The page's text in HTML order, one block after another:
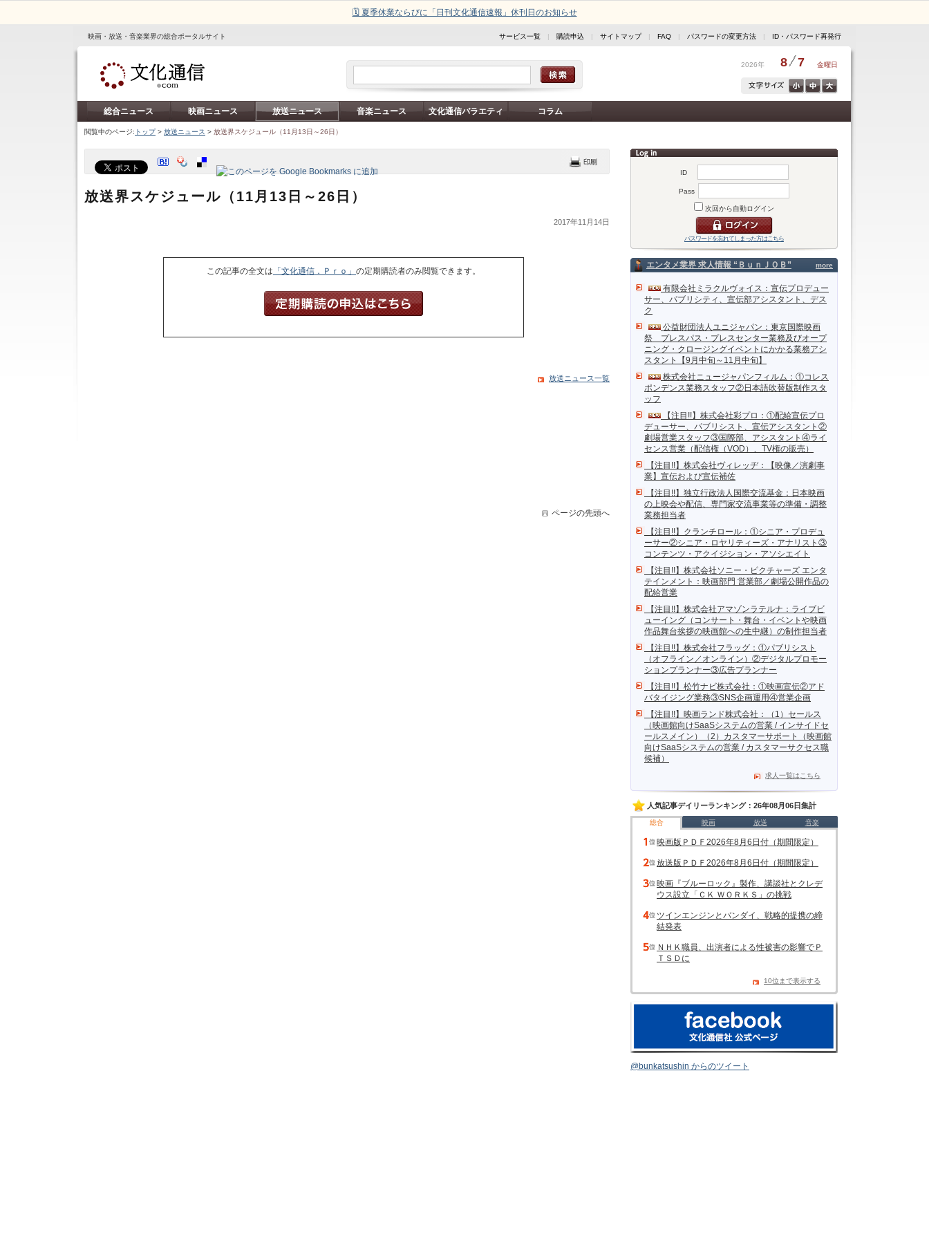
🗓️ 夏季休業ならびに「日刊文化通信速報」休刊日のお知らせ
映画・放送・音楽業界の総合ポータルサイト サービス一覧 | 購読申込 | サイトマップ| FAQ | パスワードの変更方法 | ID・パスワード再発行
2026年 8 7 金曜日
総合ニュース 映画ニュース 放送ニュース 音楽ニュース 文化通信バラエティ コラム
閲覧中のページ: トップ> 放送ニュース > 放送界スケジュール（11月13日～26日）
ID
Pass
次回から自動ログイン
パスワードを忘れてしまった方はこちら
more
エンタメ業界 求人情報 “ＢｕｎＪＯＢ”
有限会社ミラクルヴォイス：宣伝プロデュー
サー、パブリシティ、宣伝部アシスタント、デス
ク
公益財団法人ユニジャパン：東京国際映画
祭 プレスパス・プレスセンター業務及びオープ
ニング・クロージングイベントにかかる業務アシ
スタント【9月中旬～11月中旬】
株式会社ニュージャパンフィルム：①コレス
ポンデンス業務スタッフ②日本語吹替版制作スタ
ッフ
【注目!!】株式会社彩プロ：①配給宣伝プロ
デューサー、パブリシスト、宣伝アシスタント②
劇場営業スタッフ③国際部、アシスタント④ライ
センス営業（配信権（VOD）、TV権の販売）
【注目!!】株式会社ヴィレッヂ：【映像／演劇事
業】宣伝および宣伝補佐
【注目!!】独立行政法人国際交流基金：日本映画
の上映会や配信、専門家交流事業等の準備・調整
業務担当者
【注目!!】クランチロール：①シニア・プロデュ
ーサー②シニア・ロヤリティーズ・アナリスト③
コンテンツ・アクイジション・アソシエイト
【注目!!】株式会社ソニー・ピクチャーズ エンタ
テインメント：映画部門 営業部／劇場公開作品の
配給営業
【注目!!】株式会社アマゾンラテルナ：ライブビ
ューイング（コンサート・舞台・イベントや映画
作品舞台挨拶の映画館への生中継）の制作担当者
【注目!!】株式会社フラッグ：①パブリシスト
（オフライン／オンライン）②デジタルプロモー
ションプランナー③広告プランナー
【注目!!】松竹ナビ株式会社：①映画宣伝②アド
バタイジング業務③SNS企画運用④営業企画
【注目!!】映画ランド株式会社：（1）セールス
（映画館向けSaaSシステムの営業 / インサイドセ
ールスメイン）（2）カスタマーサポート（映画館
向けSaaSシステムの営業 / カスタマーサクセス職
候補）
求人一覧はこちら
人気記事デイリーランキング：26年08月06日集計
総合 映画 放送 音楽
映画版ＰＤＦ2026年8月6日付（期間限定）
放送版ＰＤＦ2026年8月6日付（期間限定）
映画『ブルーロック』製作、講談社とクレデ
ウス設立「ＣＫ ＷＯＲＫＳ」の挑戦
ツインエンジンとバンダイ、戦略的提携の締
結発表
ＮＨＫ職員、出演者による性被害の影響でＰ
ＴＳＤに
10位まで表示する
@bunkatsushin からのツイート
放送界スケジュール（11月13日～26日）
2017年11月14日
この記事の全文は 「文化通信．Ｐｒｏ」 の定期購読者のみ閲覧できます。
放送ニュース一覧
ページの先頭へ